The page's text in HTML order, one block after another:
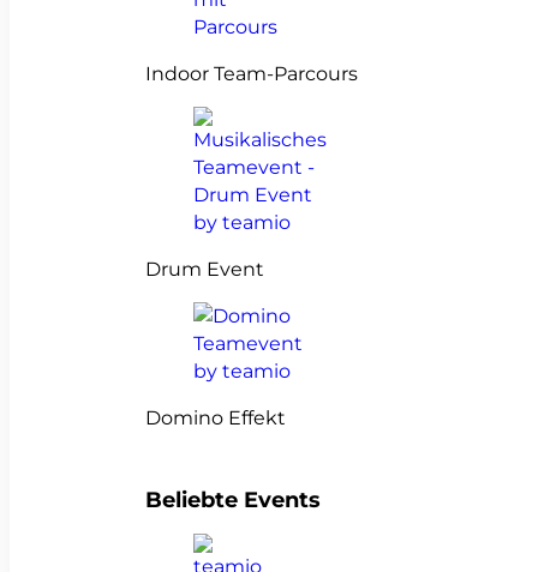
Indoor Team-Parcours
Drum Event
Domino Effekt
Beliebte Events